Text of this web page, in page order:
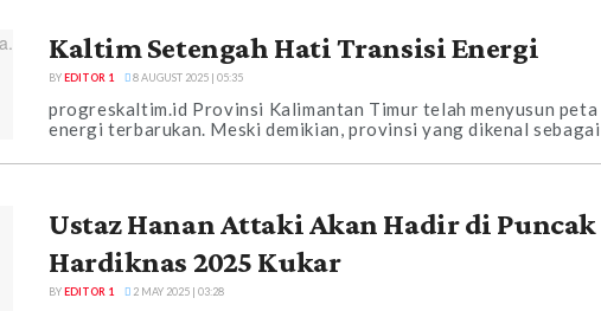
Kaltim Setengah Hati Transisi Energi
BYEDITOR 1 8 AUGUST 2025 | 05:35
progreskaltim.id Provinsi Kalimantan Timur telah menyusun
energi terbarukan. Meski demikian, provinsi yang dikenal sebagai
Ustaz Hanan Attaki Akan Hadir di Puncak
Hardiknas 2025 Kukar
BYEDITOR 1 2 MAY 2025 | 03:28